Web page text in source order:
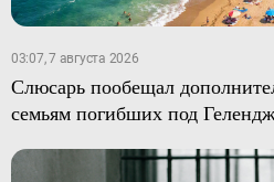
03:07, 7 августа 2026
Слюсарь пообещал
семьям погибших под